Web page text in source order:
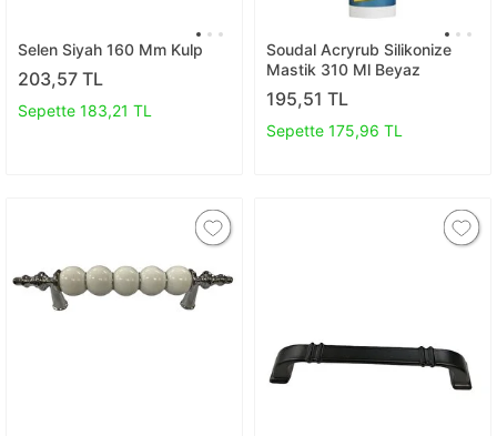
Selen Siyah 160 Mm Kulp
203,57 TL
Sepette 183,21 TL
Soudal Acryrub Silikonize
Mastik 310 Ml Beyaz
195,51 TL
Sepette 175,96 TL